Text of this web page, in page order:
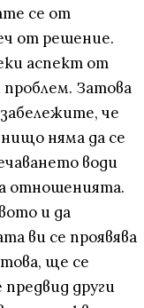
се от
от решение.
аспект от
проблем. Затова
че
няма да се
води
отношенията.
и да
ви се проявява
това, ще се
други